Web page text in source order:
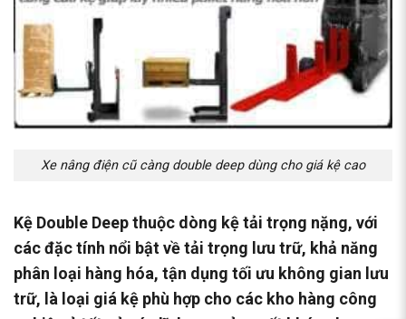
Xe nâng điện cũ càng double deep dùng cho giá kệ cao
Kệ Double Deepthuộc dòng kệ tải trọng nặng, với
các đặc tính nổi bật về tải trọng lưu trữ, khả năng
phân loại hàng hóa, tận dụng tối ưu không gian lưu
trữ, là loại giá kệ phù hợp cho các kho hàng công